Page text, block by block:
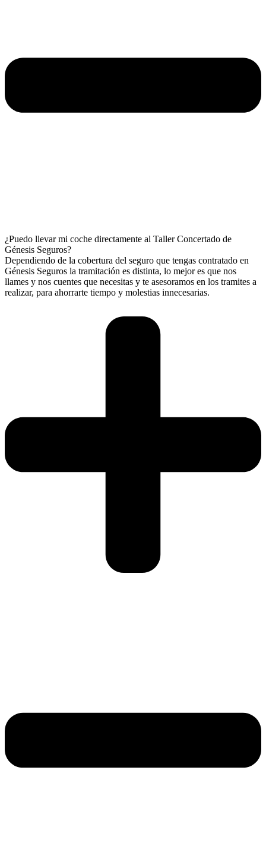
¿Puedo llevar mi coche directamente al Taller Concertado de
Génesis Seguros?
Dependiendo de la cobertura del seguro que tengas contratado en
Génesis Seguros la tramitación es distinta, lo mejor es que nos
llames y nos cuentes que necesitas y te asesoramos en los tramites a
realizar, para ahorrarte tiempo y molestias innecesarias.